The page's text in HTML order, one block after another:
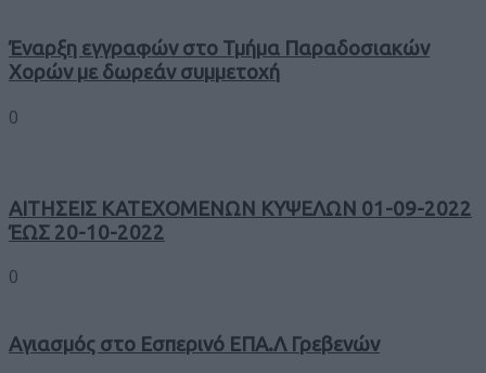
Έναρξη εγγραφών στο Τμήμα Παραδοσιακών
Χορών με δωρεάν συμμετοχή
0
ΑΙΤΗΣΕΙΣ ΚΑΤΕΧΟΜΕΝΩΝ ΚΥΨΕΛΩΝ 01-09-2022
ΈΩΣ 20-10-2022
0
Αγιασμός στο Εσπερινό ΕΠΑ.Λ Γρεβενών